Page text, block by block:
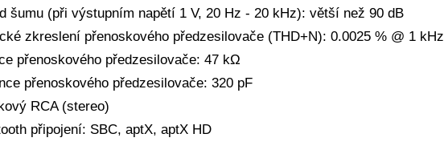
šumu (při výstupním napětí 1 V, 20 Hz - 20 kHz): větší než 90 dB
zkreslení přenoskového předzesilovače (THD+N): 0.0025 % @ 1 kHz
přenoskového předzesilovače: 47 kΩ
přenoskového předzesilovače: 320 pF
RCA (stereo)
připojení: SBC, aptX, aptX HD